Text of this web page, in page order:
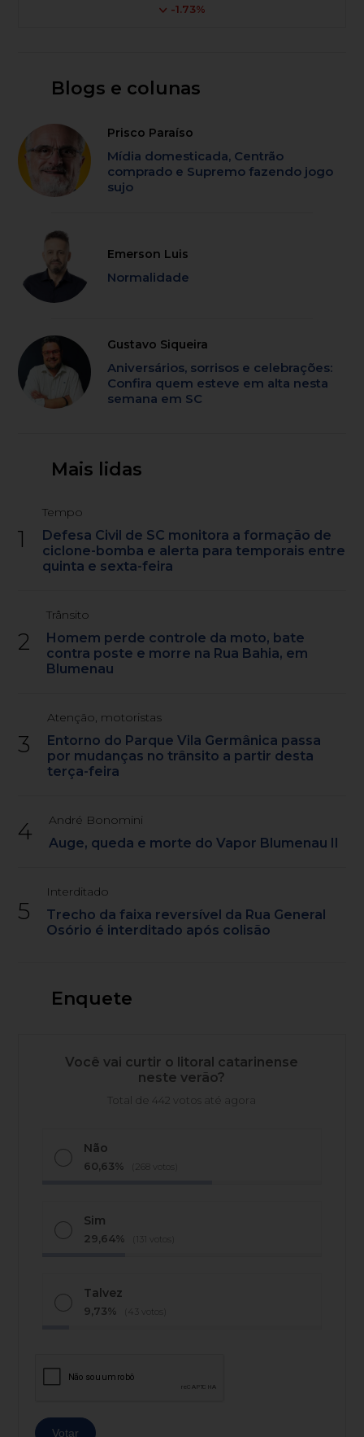
-1.73%
Blogs e colunas
Prisco Paraíso
Mídia domesticada, Centrão
comprado e Supremo fazendo jogo
sujo
Emerson Luis
Normalidade
Gustavo Siqueira
Aniversários, sorrisos e celebrações:
Confira quem esteve em alta nesta
semana em SC
Mais lidas
1
Tempo
Defesa Civil de SC monitora a formação de
ciclone-bomba e alerta para temporais entre
quinta e sexta-feira
2
Trânsito
Homem perde controle da moto, bate
contra poste e morre na Rua Bahia, em
Blumenau
3
Atenção, motoristas
Entorno do Parque Vila Germânica passa
por mudanças no trânsito a partir desta
terça-feira
4 André Bonomini
Auge, queda e morte do Vapor Blumenau II
5
Interditado
Trecho da faixa reversível da Rua General
Osório é interditado após colisão
Enquete
Você vai curtir o litoral catarinense
neste verão?
Total de 442 votos até agora
Não
60,63% (268 votos)
Sim
29,64% (131 votos)
Talvez
9,73% (43 votos)